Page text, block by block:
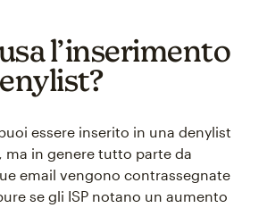
l’inserimento
essere inserito in una denylist
in genere tutto parte da
email vengono contrassegnate
se gli ISP notano un aumento